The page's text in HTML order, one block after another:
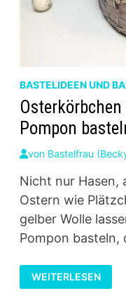
BASTELIDEEN UND
Pompon
von Bastelfrau
Nicht nur Hasen,
Ostern wie
gelber Wolle
Pompon basteln,
OSTERKÖRBCHEN
MIT
SÜSSEM K
WEITERLESEN